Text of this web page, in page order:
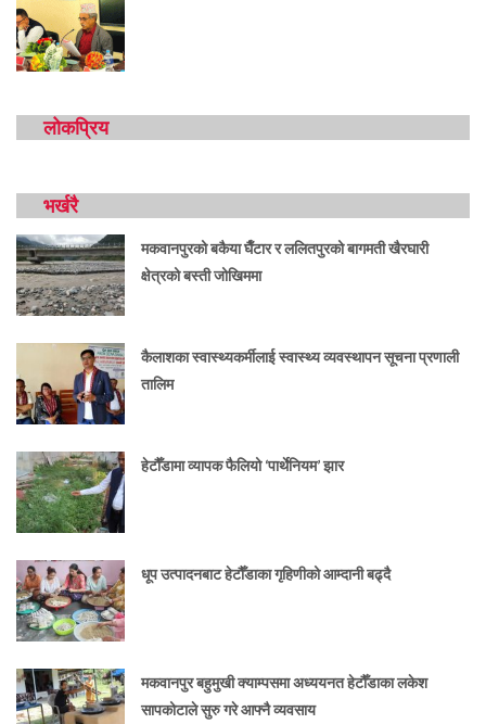
लोकप्रिय
भर्खरै
मकवानपुरको बकैया घैँटार र ललितपुरको बागमती खैरघारी
क्षेत्रको बस्ती जोखिममा
कैलाशका स्वास्थ्यकर्मीलाई स्वास्थ्य व्यवस्थापन सूचना प्रणाली
तालिम
हेटौँडामा व्यापक फैलियो ‘पार्थेनियम’ झार
धूप उत्पादनबाट हेटौँडाका गृहिणीको आम्दानी बढ्दै
मकवानपुर बहुमुखी क्याम्पसमा अध्ययनत हेटौँडाका लकेश
सापकोटाले सुरु गरे आफ्नै व्यवसाय